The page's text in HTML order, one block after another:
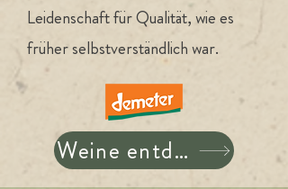
Leidenschaft für Qualität, wie es
früher selbstverständlich war.
Weine entdecken